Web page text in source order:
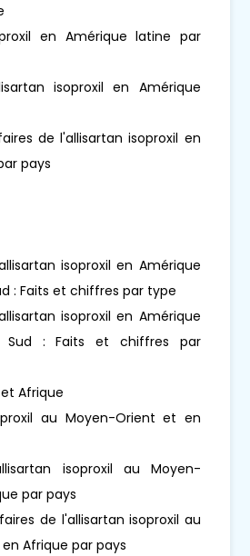
en Amérique latine par
isoproxil en Amérique
de l'allisartan isoproxil en
pays
isoproxil en Amérique
: Faits et chiffres par type
isoproxil en Amérique
: Faits et chiffres par
Afrique
au Moyen-Orient et en
isoproxil au Moyen-
par pays
de l'allisartan isoproxil au
Afrique par pays